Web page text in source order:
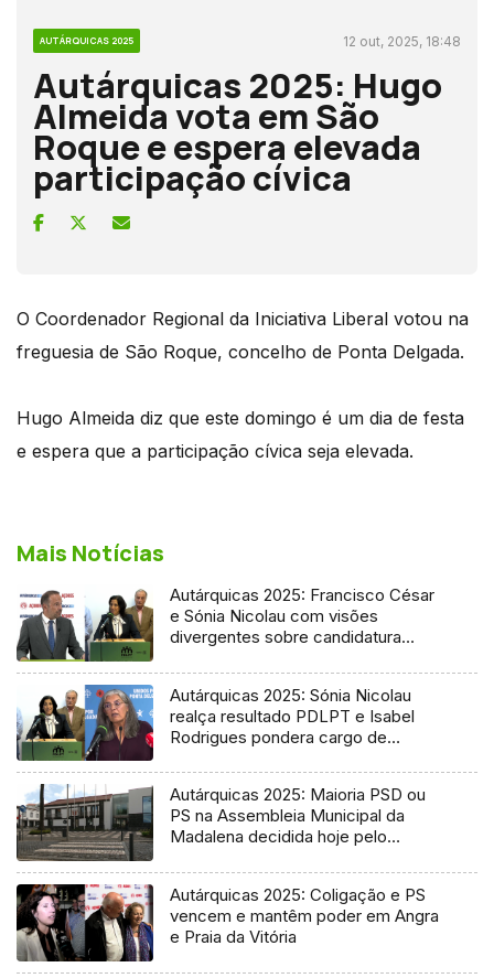
AUTÁRQUICAS 2025 12 out, 2025, 18:48
Autárquicas 2025: Hugo
Almeida vota em São
Roque e espera elevada
participação cívica
O Coordenador Regional da Iniciativa Liberal votou na
freguesia de São Roque, concelho de Ponta Delgada.
Hugo Almeida diz que este domingo é um dia de festa
e espera que a participação cívica seja elevada.
Mais Notícias
Autárquicas 2025: Francisco César
e Sónia Nicolau com visões
divergentes sobre candidatura
Autárquicas 2025: Sónia Nicolau
realça resultado PDLPT e Isabel
Rodrigues pondera cargo de
Autárquicas 2025: Maioria PSD ou
PS na Assembleia Municipal da
Madalena decidida hoje pelo
Autárquicas 2025: Coligação e PS
vencem e mantêm poder em Angra
e Praia da Vitória